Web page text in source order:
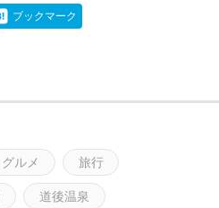
ブックマーク
グルメ 旅行
道後温泉